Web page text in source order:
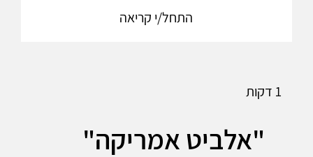
התחל/י קריאה
1 דקות
"אלביט אמריקה"